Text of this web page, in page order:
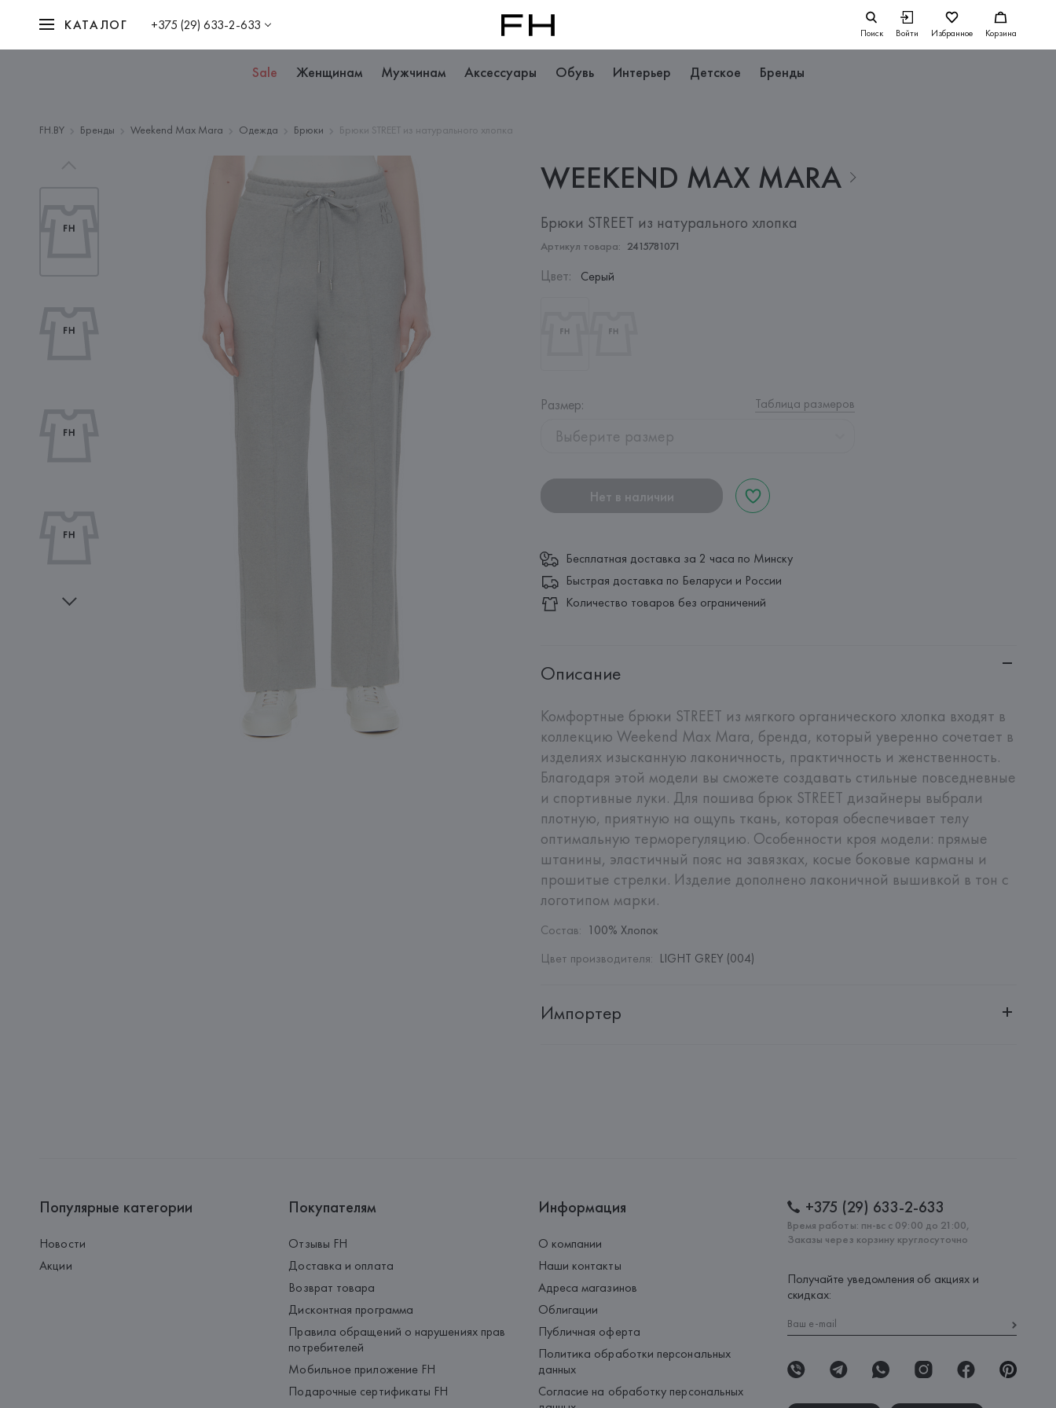
КАТАЛОГ +375 (29) 633-2-633 Поиск Войти Избранное Корзина
Sale Женщинам Мужчинам Аксессуары Обувь Интерьер Детское Бренды
FH.BY Бренды Weekend Max Mara Одежда Брюки Брюки STREET из натурального хлопка
WEEKEND MAX MARA
Брюки STREET из натурального хлопка
Артикул товара: 2415781071
Цвет: Серый
Размер: Таблица размеров
Выберите размер
Нет в наличии
Бесплатная доставка за 2 часа по Минску
Быстрая доставка по Беларуси и России
Количество товаров без ограничений
Описание
Комфортные брюки STREET из мягкого органического хлопка входят в
коллекцию Weekend Max Mara, бренда, который уверенно сочетает в
изделиях изысканную лаконичность, практичность и женственность.
Благодаря этой модели вы сможете создавать стильные повседневные
и спортивные луки. Для пошива брюк STREET дизайнеры выбрали
плотную, приятную на ощупь ткань, которая обеспечивает телу
оптимальную терморегуляцию. Особенности кроя модели: прямые
штанины, эластичный пояс на завязках, косые боковые карманы и
прошитые стрелки. Изделие дополнено лаконичной вышивкой в тон с
логотипом марки.
Состав: 100% Хлопок
Цвет производителя: LIGHT GREY (004)
Импортер
Популярные категории
Новости
Акции
Покупателям
Отзывы FH
Доставка и оплата
Возврат товара
Дисконтная программа
Правила обращений о нарушениях прав
потребителей
Мобильное приложение FH
Подарочные сертификаты FH
Информация
О компании
Наши контакты
Адреса магазинов
Облигации
Публичная оферта
Политика обработки персональных
данных
Согласие на обработку персональных
+375 (29) 633-2-633
Время работы: пн-вс с 09:00 до 21:00,
Заказы через корзину круглосуточно
Получайте уведомления об акциях и
скидках: